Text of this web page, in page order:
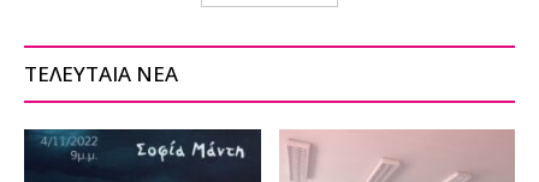
ΤΕΛΕΥΤΑΙΑ ΝΕΑ